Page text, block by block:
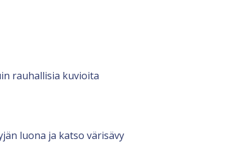
rauhallisia kuvioita
luona ja katso värisävy